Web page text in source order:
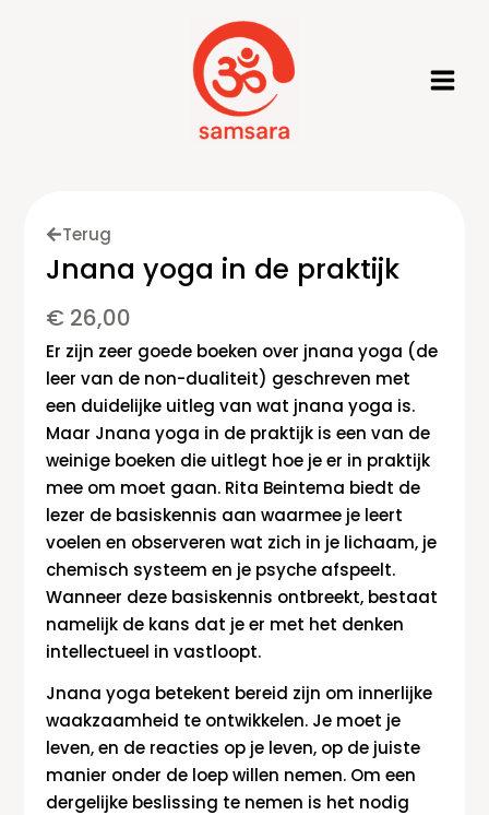
Terug
Jnana yoga in de praktijk
€ 26,00
Er zijn zeer goede boeken over jnana yoga (de
leer van de non-dualiteit) geschreven met
een duidelijke uitleg van wat jnana yoga is.
Maar Jnana yoga in de praktijk is een van de
weinige boeken die uitlegt hoe je er in praktijk
mee om moet gaan. Rita Beintema biedt de
lezer de basiskennis aan waarmee je leert
voelen en observeren wat zich in je lichaam, je
chemisch systeem en je psyche afspeelt.
Wanneer deze basiskennis ontbreekt, bestaat
namelijk de kans dat je er met het denken
intellectueel in vastloopt.
Jnana yoga betekent bereid zijn om innerlijke
waakzaamheid te ontwikkelen. Je moet je
leven, en de reacties op je leven, op de juiste
manier onder de loep willen nemen. Om een
dergelijke beslissing te nemen is het nodig